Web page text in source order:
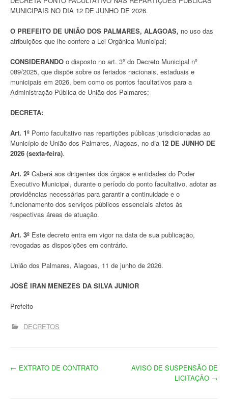
MUNICIPAIS NO DIA 12 DE JUNHO DE 2026.
O PREFEITO DE UNIÃO DOS PALMARES, ALAGOAS, no uso das
atribuições que lhe confere a Lei Orgânica Municipal;
CONSIDERANDO o disposto no art. 3º do Decreto Municipal nº
089/2025, que dispõe sobre os feriados nacionais, estaduais e
municipais em 2026, bem como os pontos facultativos para a
Administração Pública de União dos Palmares;
DECRETA:
Art. 1º Ponto facultativo nas repartições públicas jurisdicionadas ao
Município de União dos Palmares, Alagoas, no dia 12 DE JUNHO DE
2026 (sexta-feira).
Art. 2º Caberá aos dirigentes dos órgãos e entidades do Poder
Executivo Municipal, durante o período do ponto facultativo, adotar as
providências necessárias para garantir a continuidade e o
funcionamento dos serviços públicos essenciais afetos às
respectivas áreas de atuação.
Art. 3º Este decreto entra em vigor na data de sua publicação,
revogadas as disposições em contrário.
União dos Palmares, Alagoas, 11 de junho de 2026.
JOSÉ IRAN MENEZES DA SILVA JUNIOR
Prefeito
DECRETOS
N
← EXTRATO DE CONTRATO
AVISO DE SUSPENSÃO DE
LICITAÇÃO →